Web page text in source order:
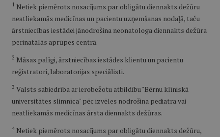
1 Netiek piemērots nosacījums par obligātu diennakts dežūru
neatliekamās medicīnas un pacientu uzņemšanas nodaļā, taču
ārstniecības iestādei jānodrošina neonatologa diennakts dežūra
perinatālās aprūpes centrā.
2 Māsas palīgi, ārstniecības iestādes klientu un pacientu
reģistratori, laboratorijas speciālisti.
3 Valsts sabiedrība ar ierobežotu atbildību "Bērnu klīniskā
universitātes slimnīca" pēc izvēles nodrošina pediatra vai
neatliekamās medicīnas ārsta diennakts dežūras.
4 Netiek piemērots nosacījums par obligātu diennakts dežūru,